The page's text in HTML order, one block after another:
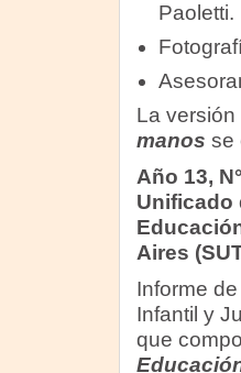
Paoletti.
La versión
manos se
Año 13,
Unificado
Aires
Informe
Infantil y
que